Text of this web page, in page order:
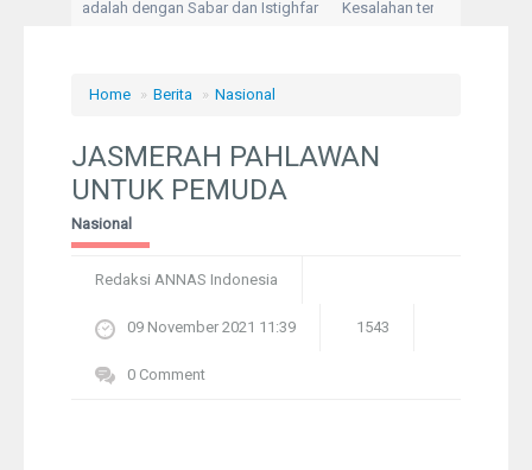
Pelangi
Ustadz
Download
adalah dengan Sabar dan Istighfar
Kesalahan terburuk kita
Home » Berita » Nasional
JASMERAH PAHLAWAN
UNTUK PEMUDA
Nasional
Redaksi ANNAS Indonesia
09 November 2021 11:39 1543
0 Comment